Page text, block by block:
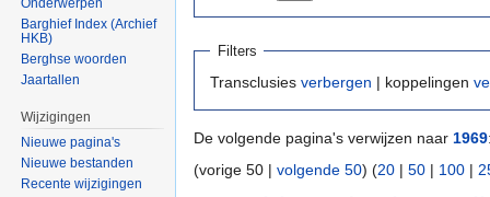
Filters
Transclusies verbergen | koppelingen
De volgende pagina's verwijzen naar 1969
(vorige 50 | volgende 50) (20 | 50 | 100 |
Barghief Index (Archief
HKB)
Berghse woorden
Jaartallen
Wijzigingen
Nieuwe pagina's
Nieuwe bestanden
Recente wijzigingen